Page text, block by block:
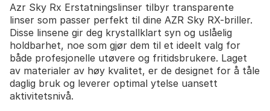
Azr Sky Rx Erstatningslinser tilbyr transparente
linser som passer perfekt til dine AZR Sky RX-briller.
Disse linsene gir deg krystallklart syn og uslåelig
holdbarhet, noe som gjør dem til et ideelt valg for
både profesjonelle utøvere og fritidsbrukere. Laget
av materialer av høy kvalitet, er de designet for å tåle
daglig bruk og leverer optimal ytelse uansett
aktivitetsnivå.